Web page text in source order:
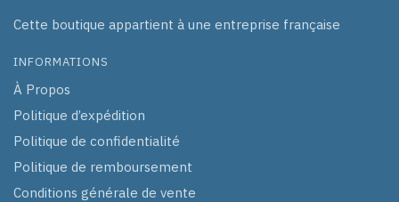
Cette boutique appartient à une entreprise française
INFORMATIONS
À Propos
Politique d’expédition
Politique de confidentialité
Politique de remboursement
Conditions générale de vente